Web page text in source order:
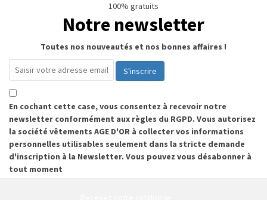
100% gratuits
Notre newsletter
Toutes nos nouveautés et nos bonnes affaires !
S'inscrire
En cochant cette case, vous consentez à recevoir notre
newsletter conformément aux règles du RGPD. Vous autorisez
la société vêtements AGE D'OR à collecter vos informations
personnelles utilisables seulement dans la stricte demande
d'inscription à la Newsletter. Vous pouvez vous désabonner à
tout moment